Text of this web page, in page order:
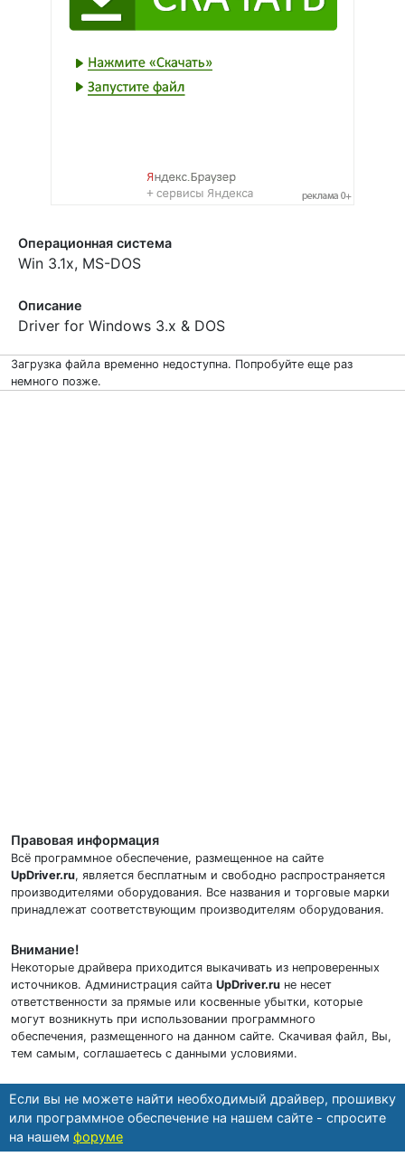
Операционная система
Win 3.1x, MS-DOS
Описание
Driver for Windows 3.x & DOS
Загрузка файла временно недоступна. Попробуйте еще раз
немного позже.
Правовая информация
Всё программное обеспечение, размещенное на сайте
UpDriver.ru, является бесплатным и свободно распространяется
производителями оборудования. Все названия и торговые марки
принадлежат соответствующим производителям оборудования.
Внимание!
Некоторые драйвера приходится выкачивать из непроверенных
источников. Администрация сайта UpDriver.ru не несет
ответственности за прямые или косвенные убытки, которые
могут возникнуть при использовании программного
обеспечения, размещенного на данном сайте. Скачивая файл, Вы,
тем самым, соглашаетесь с данными условиями.
Если вы не можете найти необходимый драйвер, прошивку
или программное обеспечение на нашем сайте - спросите
на нашем форуме